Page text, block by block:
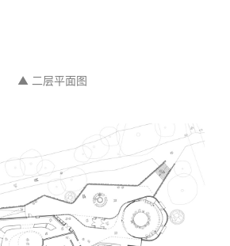
▲ 一层平面图